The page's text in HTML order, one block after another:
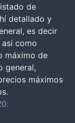
de
detallado y
es decir
como
máximo de
general,
máximos